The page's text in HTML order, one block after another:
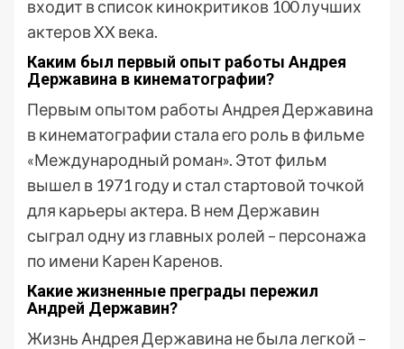
входит в список кинокритиков 100 лучших
актеров XX века.
Каким был первый опыт работы Андрея
Державина в кинематографии?
Первым опытом работы Андрея Державина
в кинематографии стала его роль в фильме
«Международный роман». Этот фильм
вышел в 1971 году и стал стартовой точкой
для карьеры актера. В нем Державин
сыграл одну из главных ролей – персонажа
по имени Карен Каренов.
Какие жизненные преграды пережил
Андрей Державин?
Жизнь Андрея Державина не была легкой –